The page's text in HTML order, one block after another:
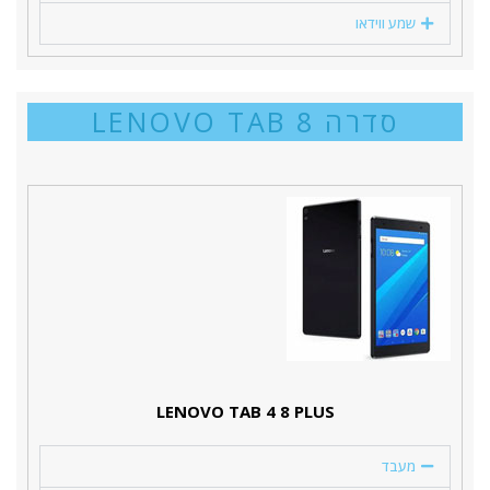
שמע ווידאו
סדרה LENOVO TAB 8
LENOVO TAB 4 8 PLUS
מעבד